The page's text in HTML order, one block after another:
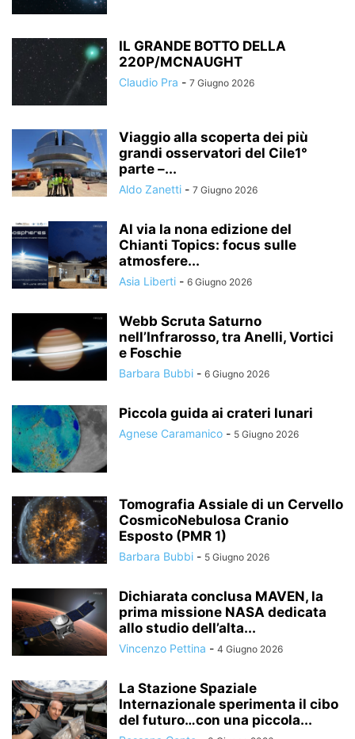
IL GRANDE BOTTO DELLA
220P/MCNAUGHT
Claudio Pra - 7 Giugno 2026
Viaggio alla scoperta dei più
grandi osservatori del Cile1°
parte –...
Aldo Zanetti - 7 Giugno 2026
Al via la nona edizione del
Chianti Topics: focus sulle
atmosfere...
Asia Liberti - 6 Giugno 2026
Webb Scruta Saturno
nell’Infrarosso, tra Anelli, Vortici
e Foschie
Barbara Bubbi - 6 Giugno 2026
Piccola guida ai crateri lunari
Agnese Caramanico - 5 Giugno 2026
Tomografia Assiale di un Cervello
CosmicoNebulosa Cranio
Esposto (PMR 1)
Barbara Bubbi - 5 Giugno 2026
Dichiarata conclusa MAVEN, la
prima missione NASA dedicata
allo studio dell’alta...
Vincenzo Pettina - 4 Giugno 2026
La Stazione Spaziale
Internazionale sperimenta il cibo
del futuro…con una piccola...